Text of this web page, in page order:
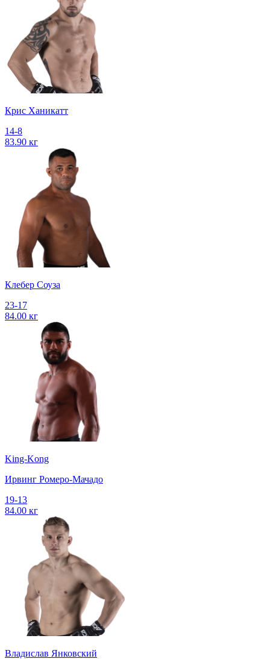
Крис Ханикатт
14-8
83.90 кг
Клебер Соуза
23-17
84.00 кг
King-Kong
Ирвинг Ромеро-Мачадо
19-13
84.00 кг
Владислав Янковский